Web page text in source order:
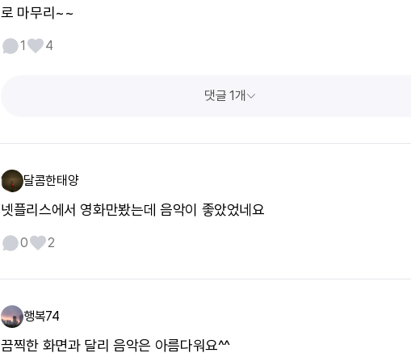
로 마무리~~
1 4
댓글 1개
달콤한태양
넷플리스에서 영화만봤는데 음악이 좋았었네요
0 2
행복74
끔찍한 화면과 달리 음악은 아름다워요^^